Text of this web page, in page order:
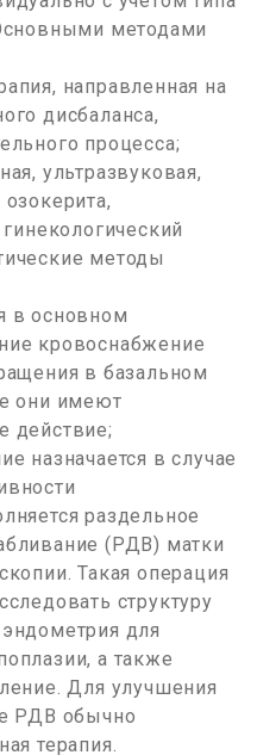
методами
направленная на
дисбаланса,
процесса;
ультразвуковая,
методы
в основном
кровоснабжение
в базальном
они имеют
действие;
назначается в случае
раздельное
(РДВ) матки
Такая операция
структуру
для
а также
Для улучшения
РДВ обычно
терапия.